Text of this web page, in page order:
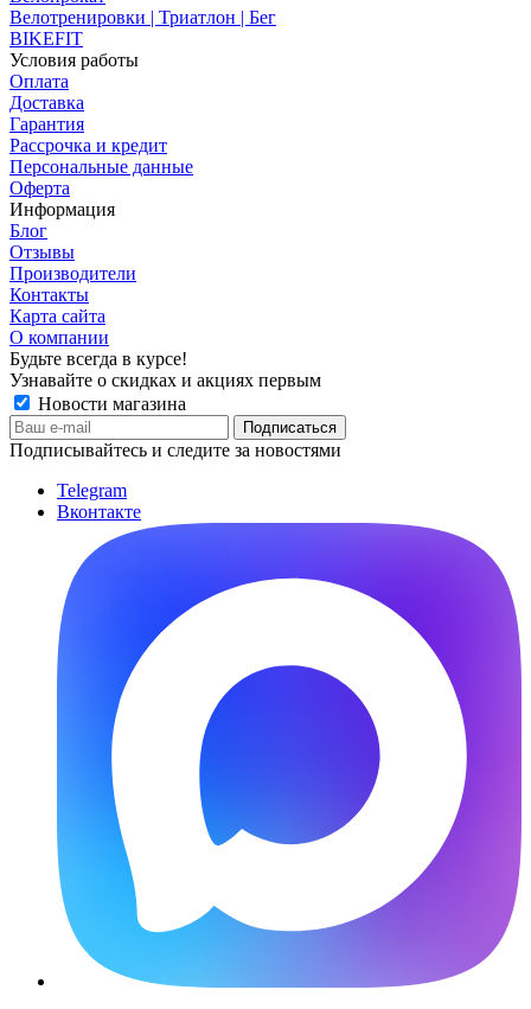
Велотренировки | Триатлон | Бег
BIKEFIT
Условия работы
Оплата
Доставка
Гарантия
Рассрочка и кредит
Персональные данные
Оферта
Информация
Блог
Отзывы
Производители
Контакты
Карта сайта
О компании
Будьте всегда в курсе!
Узнавайте о скидках и акциях первым
Новости магазина
Подписывайтесь и следите за новостями
Telegram
Вконтакте